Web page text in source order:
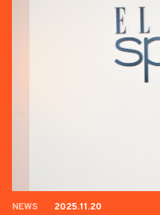
NEWS 2025.11.20